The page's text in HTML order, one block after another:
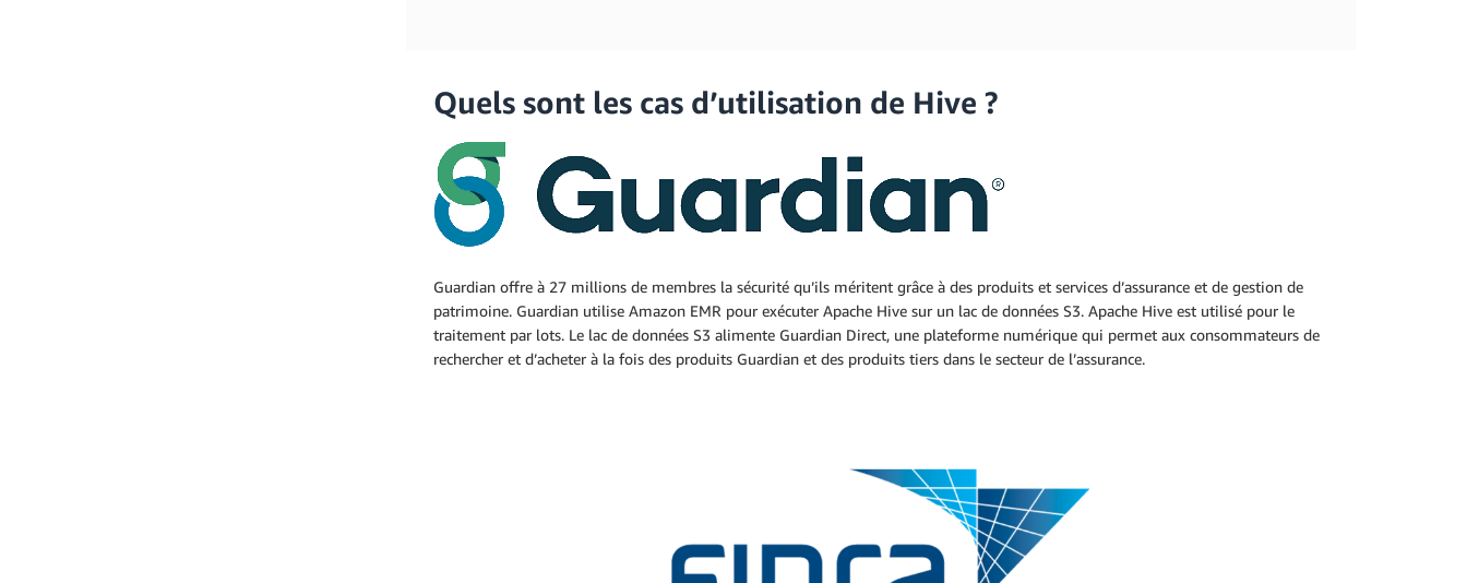
Quels sont les cas d’utilisation de Hive ?
Guardian offre à 27 millions de membres la sécurité qu’ils méritent grâce à des produits et services d’assurance et de gestion de
patrimoine. Guardian utilise Amazon EMR pour exécuter Apache Hive sur un lac de données S3. Apache Hive est utilisé pour le
traitement par lots. Le lac de données S3 alimente Guardian Direct, une plateforme numérique qui permet aux consommateurs de
rechercher et d’acheter à la fois des produits Guardian et des produits tiers dans le secteur de l’assurance.